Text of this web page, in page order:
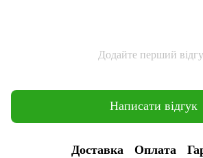
Додайте перший
Написати відгук
Доставка Оплата